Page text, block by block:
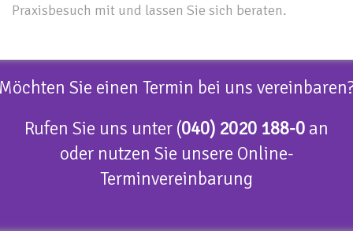
Praxisbesuch mit und lassen Sie sich beraten.
Sie einen Termin bei uns
Rufen Sie uns unter (040) 2020 188-0 an
oder nutzen Sie unsere Online-
Terminvereinbarung